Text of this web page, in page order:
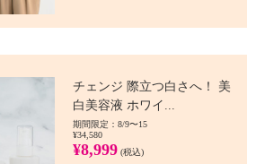
チェンジ 際立つ白さへ！ 美
白美容液 ホワイ...
期間限定：8/9〜15
¥34,580
¥8,999 (税込)